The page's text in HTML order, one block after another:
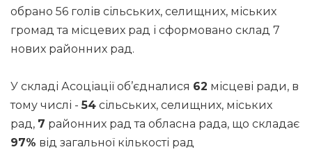
обрано 56 голів сільських, селищних, міських
громад та місцевих рад і сформовано склад 7
нових районних рад.
У складі Асоціації об’єдналися 62 місцеві ради, в
тому числі -54 сільських, селищних, міських
рад, 7 районних рад та обласна рада, що складає
97% від загальної кількості рад